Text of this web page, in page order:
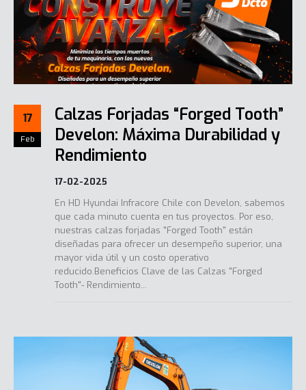
17
Feb
Calzas Forjadas “Forged Tooth”
Develon: Máxima Durabilidad y
Rendimiento
17-02-2025
En HD Hyundai Infracore Chile con Develon, sabemos
que cada minuto cuenta en tus proyectos. Por eso,
nuestras calzas forjadas "Forged Tooth" están
diseñadas para ofrecer un desempeño superior, una
mayor vida útil y un costo operativo
reducido.Beneficios Clave de las Calzas "Forged
Tooth"- Rendimiento...